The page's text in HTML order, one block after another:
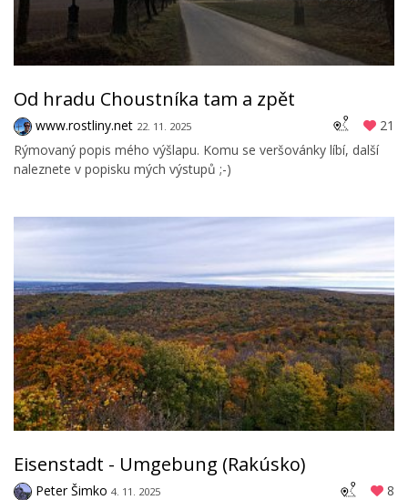
Od hradu Choustníka tam a zpět
www.rostliny.net 22. 11. 2025
21
Rýmovaný popis mého výšlapu. Komu se veršovánky líbí, další
naleznete v popisku mých výstupů ;-)
Eisenstadt - Umgebung (Rakúsko)
Peter Šimko 4. 11. 2025
8